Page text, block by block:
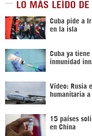
LO MÁS LEÍDO DE
Cuba pide a
en la isla
Cuba ya tiene
inmunidad
Vídeo: Rusia
humanitaria a
15 países
en China